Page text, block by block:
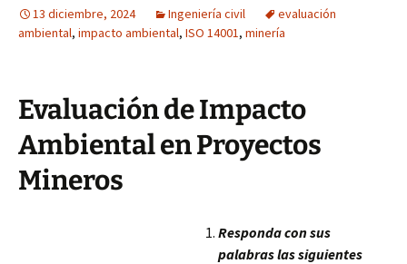
13 diciembre, 2024 Ingeniería civil
evaluación
ambiental, impacto ambiental, ISO 14001, minería
Evaluación de Impacto
Ambiental en Proyectos
Mineros
Responda con sus
palabras las siguientes